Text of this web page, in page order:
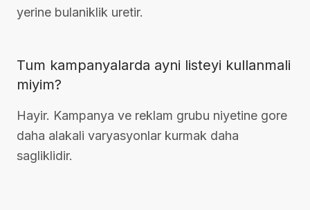
yerine bulaniklik uretir.
Tum kampanyalarda ayni listeyi kullanmali
miyim?
Hayir. Kampanya ve reklam grubu niyetine gore
daha alakali varyasyonlar kurmak daha
sagliklidir.